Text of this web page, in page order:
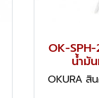
OK-
น้ำมั
OKURA สิ